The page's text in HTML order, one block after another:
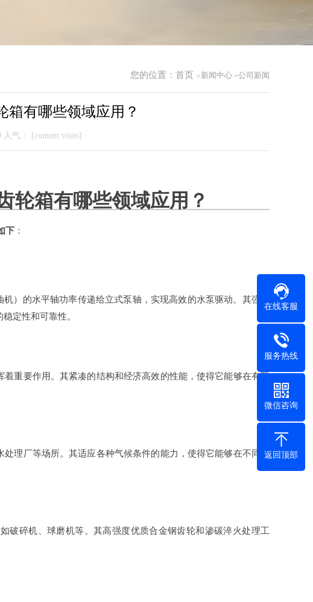
您的位置： 首页 »新闻中心 »公司新闻
箱有哪些领域应用？
气： [content:visits]
轮箱有哪些领域应用？
下 ‌：
）的水平轴功率传递给立式泵轴，实现高效的水泵驱动。其强大
定性和可靠性。
重要作用。其紧凑的结构和经济高效的性能，使得它能够在有限
理厂等场所。其适应各种气候条件的能力，使得它能够在不同的
破碎机、球磨机等。其高强度优质合金钢齿轮和渗碳淬火处理工
在线客服
服务热线
微信咨询
返回顶部